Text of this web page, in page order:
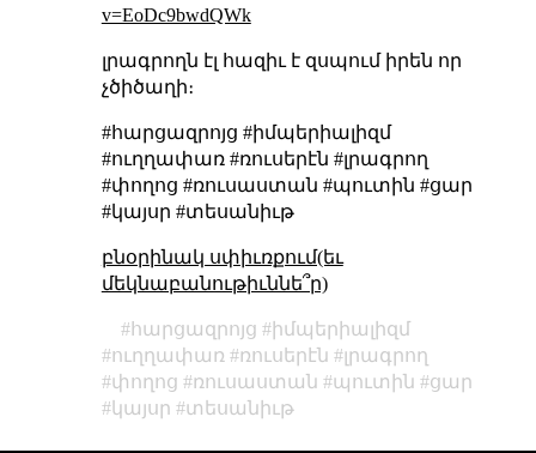
v=EoDc9bwdQWk
լրագրողն էլ հազիւ է զսպում իրեն որ
չծիծաղի։
#հարցազրոյց #իմպերիալիզմ
#ուղղափառ #ռուսերէն #լրագրող
#փողոց #ռուսաստան #պուտին #ցար
#կայսր #տեսանիւթ
բնօրինակ սփիւռքում(եւ
մեկնաբանութիւննե՞ր)
հարցազրոյց
իմպերիալիզմ
ուղղափառ
ռուսերէն
լրագրող
փողոց
ռուսաստան պուտին
ցար
կայսր
տեսանիւթ